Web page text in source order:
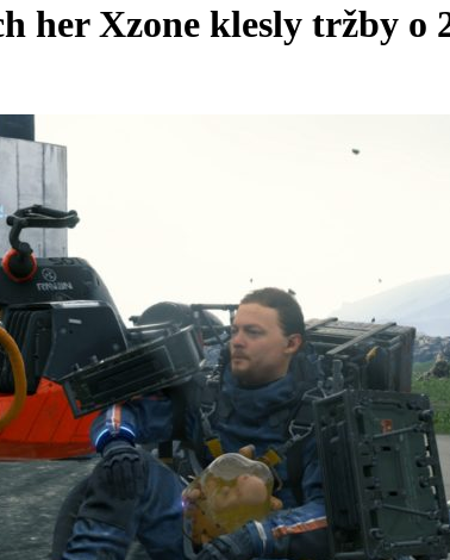
her Xzone klesly tržby o